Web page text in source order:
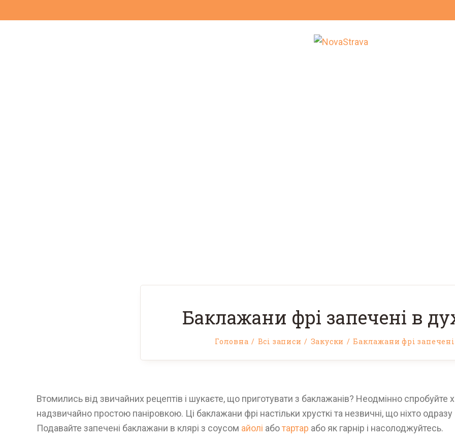
Баклажани фрі запечені в
Головна Всі записи Закуски Баклажани фрі
Втомились від звичайних рецептів і шукаєте, що приготувати з баклажанів? Неодмінно спробуйте
надзвичайно простою паніровкою. Ці баклажани фрі настільки хрусткі та незвичні, що ніхто
Подавайте запечені баклажани в клярі з соусом айолі аботартар або як гарнір і насолоджуйтесь.